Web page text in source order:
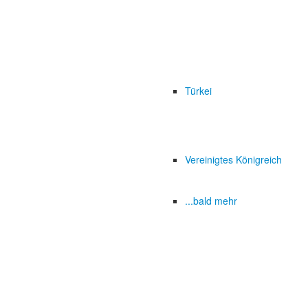
Türkei
Vereinigtes Königreich
...bald mehr